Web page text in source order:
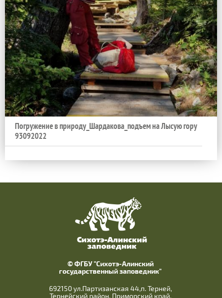
Погружение в природу_Шардакова_подъем на Лысую гору
93092022
© ФГБУ "Сихотэ-Алинский
государственный заповедник"
692150 ул.Партизанская 44,п. Терней,
Тернейский район, Приморский край,